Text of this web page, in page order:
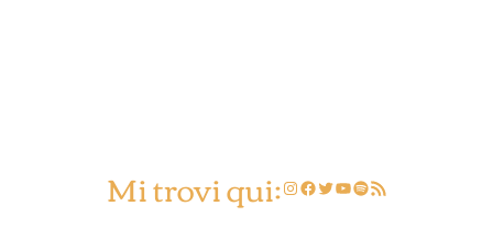
Mi trovi qui:InstagramFacebookTwitter YouTube Spotify Feed RSS